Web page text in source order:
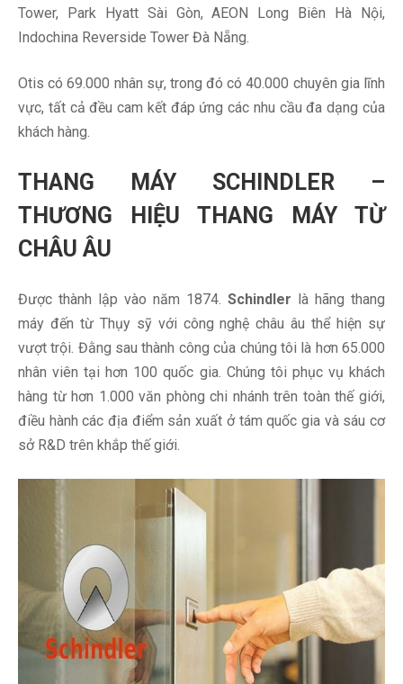
Tower, Park Hyatt Sài Gòn, AEON Long Biên Hà Nội,
Indochina Reverside Tower Đà Nẵng.
Otis có 69.000 nhân sự, trong đó có 40.000 chuyên gia lĩnh
vực, tất cả đều cam kết đáp ứng các nhu cầu đa dạng của
khách hàng.
THANG MÁY SCHINDLER –
THƯƠNG HIỆU THANG MÁY TỪ
CHÂU ÂU
Được thành lập vào năm 1874. Schindler là hãng thang
máy đến từ Thụy sỹ với công nghệ châu âu thể hiện sự
vượt trội. Đằng sau thành công của chúng tôi là hơn 65.000
nhân viên tại hơn 100 quốc gia. Chúng tôi phục vụ khách
hàng từ hơn 1.000 văn phòng chi nhánh trên toàn thế giới,
điều hành các địa điểm sản xuất ở tám quốc gia và sáu cơ
sở R&D trên khắp thế giới.